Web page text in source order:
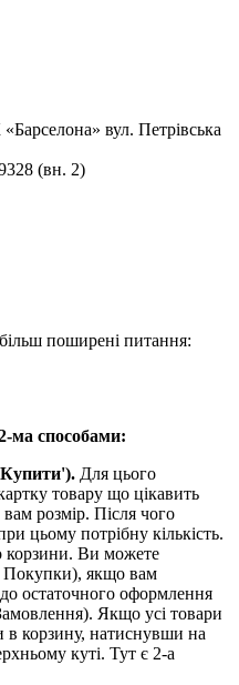
вул. Петрівська
(вн. 2)
поширені питання:
ма способами:
Для цього
товару що цікавить
розмір. Після чого
цьому потрібну кількість.
корзини. Ви можете
якщо вам
остаточного оформлення
Якщо усі товари
в корзину, натиснувши на
куті. Тут є 2-а